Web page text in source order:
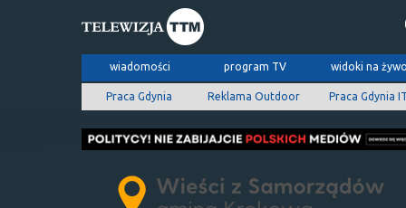
wiadomości program TV widoki na
Praca Gdynia Reklama Outdoor Praca Gdynia